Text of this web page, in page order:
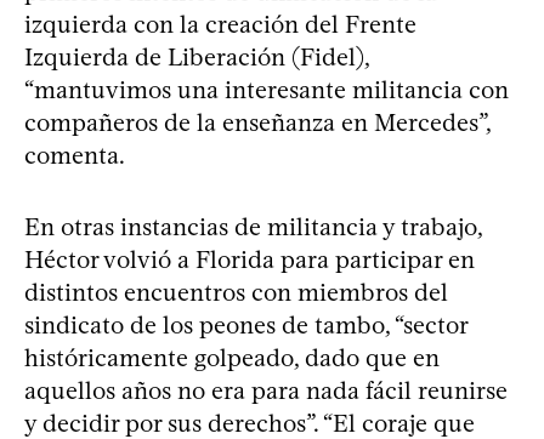
izquierda con la creación del Frente
Izquierda de Liberación (Fidel),
“mantuvimos una interesante militancia con
compañeros de la enseñanza en Mercedes”,
comenta.
En otras instancias de militancia y trabajo,
Héctor volvió a Florida para participar en
distintos encuentros con miembros del
sindicato de los peones de tambo, “sector
históricamente golpeado, dado que en
aquellos años no era para nada fácil reunirse
y decidir por sus derechos”. “El coraje que